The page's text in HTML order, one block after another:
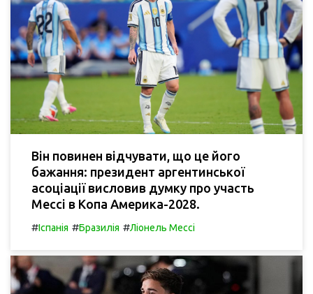
Він повинен відчувати, що це його
бажання: президент аргентинської
асоціації висловив думку про участь
Мессі в Копа Америка-2028.
#Іспанія #Бразилія #Ліонель Мессі